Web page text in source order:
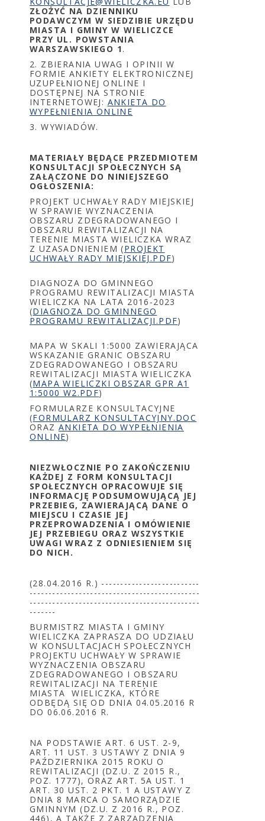
ZŁOŻYĆ NA DZIENNIKU
PODAWCZYM W SIEDZIBIE URZĘDU
MIASTA I GMINY W WIELICZCE
PRZY UL. POWSTANIA
WARSZAWSKIEGO 1.
2. ZBIERANIA UWAG I OPINII W
FORMIE ANKIETY ELEKTRONICZNEJ
UZUPEŁNIONEJ ONLINE I
DOSTĘPNEJ NA STRONIE
INTERNETOWEJ: ANKIETA DO
WYPEŁNIENIA ONLINE
3. WYWIADÓW.
MATERIAŁY BĘDĄCE PRZEDMIOTEM
KONSULTACJI SPOŁECZNYCH SĄ
ZAŁĄCZONE DO NINIEJSZEGO
OGŁOSZENIA:
PROJEKT UCHWAŁY RADY MIEJSKIEJ
W SPRAWIE WYZNACZENIA
OBSZARU ZDEGRADOWANEGO I
OBSZARU REWITALIZACJI NA
TERENIE MIASTA WIELICZKA WRAZ
Z UZASADNIENIEM (PROJEKT
UCHWAŁY RADY MIEJSKIEJ.PDF)
DIAGNOZA DO GMINNEGO
PROGRAMU REWITALIZACJI MIASTA
WIELICZKA NA LATA 2016-2023
(DIAGNOZA DO GMINNEGO
PROGRAMU REWITALIZACJI.PDF)
MAPA W SKALI 1:5000 ZAWIERAJĄCA
WSKAZANIE GRANIC OBSZARU
ZDEGRADOWANEGO I OBSZARU
REWITALIZACJI MIASTA WIELICZKA
(MAPA WIELICZKI OBSZAR GPR A1
1:5000 W2.PDF)
FORMULARZE KONSULTACYJNE
(FORMULARZ KONSULTACYJNY.DOC
ORAZ ANKIETA DO WYPEŁNIENIA
ONLINE)
NIEZWŁOCZNIE PO ZAKOŃCZENIU
KAŻDEJ Z FORM KONSULTACJI
SPOŁECZNYCH OPRACOWUJE SIĘ
INFORMACJĘ PODSUMOWUJĄCĄ JEJ
PRZEBIEG, ZAWIERAJĄCĄ DANE O
MIEJSCU I CZASIE JEJ
PRZEPROWADZENIA I OMÓWIENIE
JEJ PRZEBIEGU ORAZ WSZYSTKIE
UWAGI WRAZ Z ODNIESIENIEM SIĘ
DO NICH.
(28.04.2016 R.) --------------------------
---------------------------------------------
---------------------------------------------
-------
BURMISTRZ MIASTA I GMINY
WIELICZKA ZAPRASZA DO UDZIAŁU
W KONSULTACJACH SPOŁECZNYCH
PROJEKTU UCHWAŁY W SPRAWIE
WYZNACZENIA OBSZARU
ZDEGRADOWANEGO I OBSZARU
REWITALIZACJI NA TERENIE
MIASTA WIELICZKA, KTÓRE
ODBĘDĄ SIĘ OD DNIA 04.05.2016 R
DO 06.06.2016 R.
NA PODSTAWIE ART. 6 UST. 2-9,
ART. 11 UST. 3 USTAWY Z DNIA 9
PAŹDZIERNIKA 2015 ROKU O
REWITALIZACJI (DZ.U. Z 2015 R.,
POZ. 1777), ORAZ ART. 5A UST. 1
ART. 30 UST. 2 PKT. 1 A USTAWY Z
DNIA 8 MARCA O SAMORZĄDZIE
GMINNYM (DZ.U. Z 2016 R., POZ.
446), A TAKŻE Z ZARZĄDZENIA